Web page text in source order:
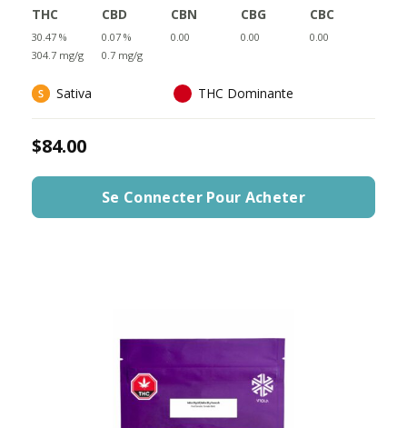
THC
30.47 %
304.7 mg/g
CBD
0.07 %
0.7 mg/g
CBN
0.00
CBG
0.00
CBC
0.00
Sativa THC Dominante
$84.00
Se Connecter Pour Acheter